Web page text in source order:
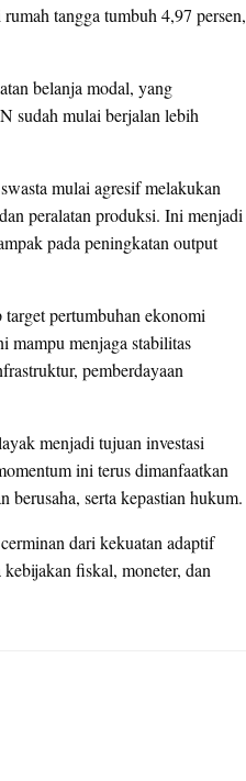
tangga tumbuh 4,97 persen,
belanja modal, yang
sudah mulai berjalan lebih
mulai agresif melakukan
peralatan produksi. Ini menjadi
pada peningkatan output
pertumbuhan ekonomi
mampu menjaga stabilitas
pemberdayaan
menjadi tujuan investasi
ini terus dimanfaatkan
berusaha, serta kepastian hukum.
dari kekuatan adaptif
fiskal, moneter, dan